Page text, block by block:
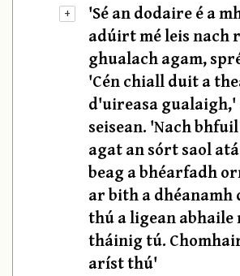
+
'Sé an dodaire é a
adúirt mé leis nach
ghualach agam,
'Cén chiall duit a
d'uireasa gualaigh,'
seisean. 'Nach
agat an sórt saol
beag a bhéarfadh
ar bith a dhéanamh
thú a ligean abhaile
tháinig tú.
aríst thú'